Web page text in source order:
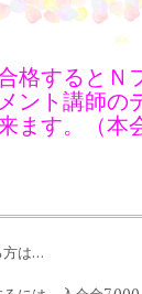
格するとＮ
ント講師の
ます。（本
方は…